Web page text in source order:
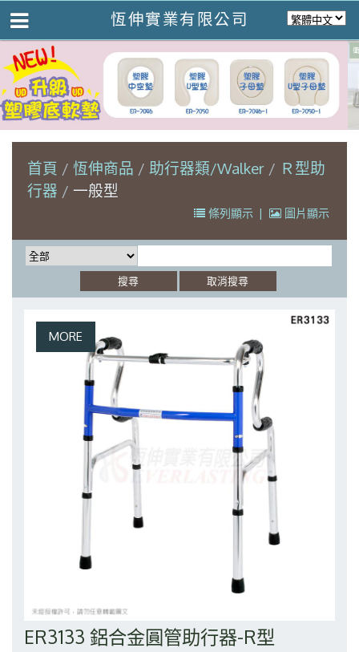
恆伸實業有限公司
首頁 恆伸商品 助行器類/Walker
Ｒ型助
行器
一般型
條列顯示 | 圖片顯示
ER3133 鋁合金圓管助行器-R型